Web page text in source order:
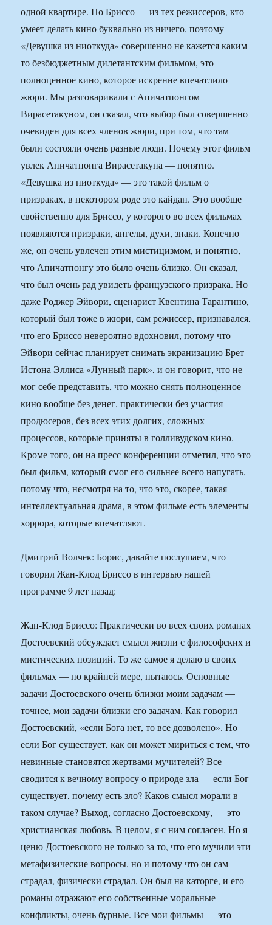
одной квартире. Но Бриссо — из тех режиссеров, кто
умеет делать кино буквально из ничего, поэтому
«Девушка из ниоткуда» совершенно не кажется каким-
то безбюджетным дилетантским фильмом, это
полноценное кино, которое искренне впечатлило
жюри. Мы разговаривали с Апичатпонгом
Вирасетакуном, он сказал, что выбор был совершенно
очевиден для всех членов жюри, при том, что там
были состояли очень разные люди. Почему этот фильм
увлек Апичатпонга Вирасетакуна — понятно.
«Девушка из ниоткуда» — это такой фильм о
призраках, в некотором роде это кайдан. Это вообще
свойственно для Бриссо, у которого во всех фильмах
появляются призраки, ангелы, духи, знаки. Конечно
же, он очень увлечен этим мистицизмом, и понятно,
что Апичатпонгу это было очень близко. Он сказал,
что был очень рад увидеть французского призрака. Но
даже Роджер Эйвори, сценарист Квентина Тарантино,
который был тоже в жюри, сам режиссер, признавался,
что его Бриссо невероятно вдохновил, потому что
Эйвори сейчас планирует снимать экранизацию Брет
Истона Эллиса «Лунный парк», и он говорит, что не
мог себе представить, что можно снять полноценное
кино вообще без денег, практически без участия
продюсеров, без всех этих долгих, сложных
процессов, которые приняты в голливудском кино.
Кроме того, он на пресс-конференции отметил, что это
был фильм, который смог его сильнее всего напугать,
потому что, несмотря на то, что это, скорее, такая
интеллектуальная драма, в этом фильме есть элементы
хоррора, которые впечатляют.
Дмитрий Волчек: Борис, давайте послушаем, что
говорил Жан-Клод Бриссо в интервью нашей
программе 9 лет назад:
Жан-Клод Бриссо: Практически во всех своих романах
Достоевский обсуждает смысл жизни с философских и
мистических позиций. То же самое я делаю в своих
фильмах — по крайней мере, пытаюсь. Основные
задачи Достоевского очень близки моим задачам —
точнее, мои задачи близки его задачам. Как говорил
Достоевский, «если Бога нет, то все дозволено». Но
если Бог существует, как он может мириться с тем, что
невинные становятся жертвами мучителей? Все
сводится к вечному вопросу о природе зла — если Бог
существует, почему есть зло? Каков смысл морали в
таком случае? Выход, согласно Достоевскому, — это
христианская любовь. В целом, я с ним согласен. Но я
ценю Достоевского не только за то, что его мучили эти
метафизические вопросы, но и потому что он сам
страдал, физически страдал. Он был на каторге, и его
романы отражают его собственные моральные
конфликты, очень бурные. Все мои фильмы — это